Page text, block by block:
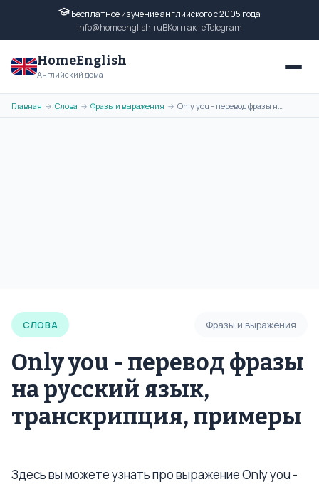
Бесплатное изучение английского с 2005 года
info@homeenglish.ruВКонтактеTelegram
HomeEnglish
Английский дома
Главная → Слова → Фразы и выражения → Only you - перевод фразы на русский язык, транскрипция, примеры
СЛОВА Фразы и выражения
Only you - перевод фразы
на русский язык,
транскрипция, примеры
Здесь вы можете узнать про выражение Only you -